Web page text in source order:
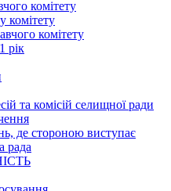
комітету
комітету
комітету
рік
та комісій селищної ради
де стороною виступає
рада